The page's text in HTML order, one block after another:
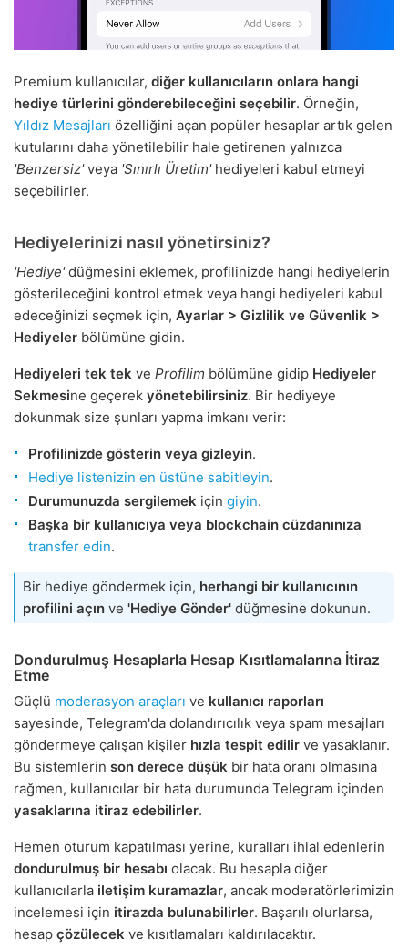
Premium kullanıcılar, diğer kullanıcıların onlara hangi
hediye türlerini gönderebileceğini seçebilir. Örneğin,
Yıldız Mesajları özelliğini açan popüler hesaplar artık gelen
kutularını daha yönetilebilir hale getirenen yalnızca
'Benzersiz'veya 'Sınırlı Üretim'hediyeleri kabul etmeyi
seçebilirler.
Hediyelerinizi nasıl yönetirsiniz?
'Hediye'düğmesini eklemek, profilinizde hangi hediyelerin
gösterileceğini kontrol etmek veya hangi hediyeleri kabul
edeceğinizi seçmek için, Ayarlar > Gizlilik ve Güvenlik >
Hediyeler bölümüne gidin.
Hediyeleri tek tek ve Profilim bölümüne gidip Hediyeler
Sekmesine geçerek yönetebilirsiniz. Bir hediyeye
dokunmak size şunları yapma imkanı verir:
Profilinizde gösterin veya gizleyin.
Hediye listenizin en üstüne sabitleyin.
Durumunuzda sergilemek için giyin.
Başka bir kullanıcıya veya blockchain cüzdanınıza
transfer edin.
Bir hediye göndermek için, herhangi bir kullanıcının
profilini açın ve 'Hediye Gönder' düğmesine dokunun.
Dondurulmuş Hesaplarla Hesap Kısıtlamalarına İtiraz
Etme
Güçlü moderasyon araçları ve kullanıcı raporları
sayesinde, Telegram'da dolandırıcılık veya spam mesajları
göndermeye çalışan kişiler hızla tespit edilir ve yasaklanır.
Bu sistemlerin son derece düşük bir hata oranı olmasına
rağmen, kullanıcılar bir hata durumunda Telegram içinden
yasaklarına itiraz edebilirler.
Hemen oturum kapatılması yerine, kuralları ihlal edenlerin
dondurulmuş bir hesabı olacak. Bu hesapla diğer
kullanıcılarla iletişim kuramazlar, ancak moderatörlerimizin
incelemesi için itirazda bulunabilirler. Başarılı olurlarsa,
hesap çözülecek ve kısıtlamaları kaldırılacaktır.